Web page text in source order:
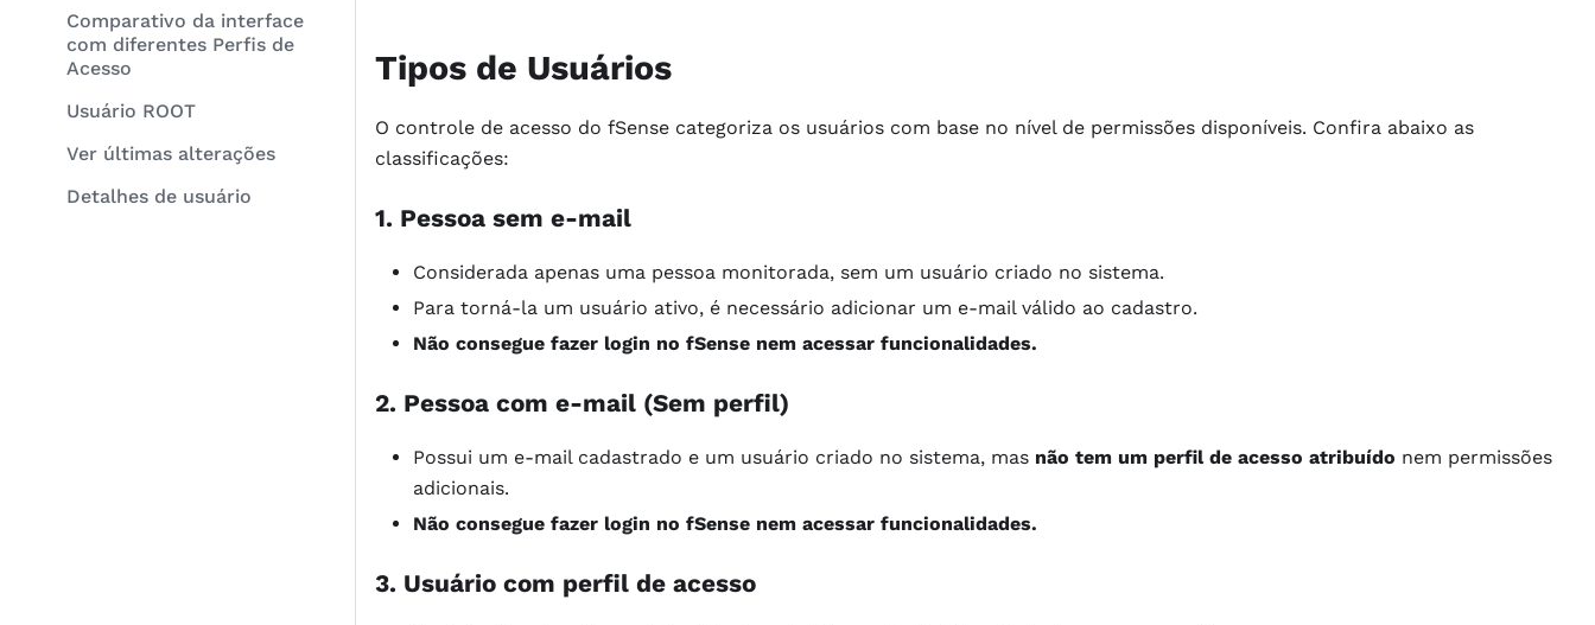
Comparativo da interface
com diferentes Perfis de
Acesso
Usuário ROOT
Ver últimas alterações
Detalhes de usuário
Tipos de Usuários
O controle de acesso do fSense categoriza os usuários com base no nível de permissões disponíveis. Confira abaixo as
classificações:
1. Pessoa sem e-mail
Considerada apenas uma pessoa monitorada, sem um usuário criado no sistema.
Para torná-la um usuário ativo, é necessário adicionar um e-mail válido ao cadastro.
Não consegue fazer login no fSense nem acessar funcionalidades.
2. Pessoa com e-mail (Sem perfil)
Possui um e-mail cadastrado e um usuário criado no sistema, mas não tem um perfil de acesso atribuído nem permissões
adicionais.
Não consegue fazer login no fSense nem acessar funcionalidades.
3. Usuário com perfil de acesso